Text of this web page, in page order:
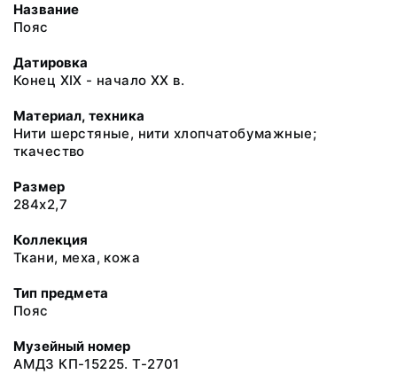
Название
Пояс
Датировка
Конец ХIХ - начало ХХ в.
Материал, техника
Нити шерстяные, нити хлопчатобумажные;
ткачество
Размер
284х2,7
Коллекция
Ткани, меха, кожа
Тип предмета
Пояс
Музейный номер
АМДЗ КП-15225. Т-2701